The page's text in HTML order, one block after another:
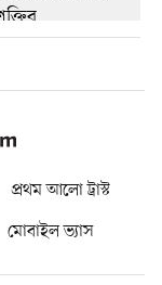
প্রথম আলো ট্রাস্ট
মোবাইল ভ্যাস